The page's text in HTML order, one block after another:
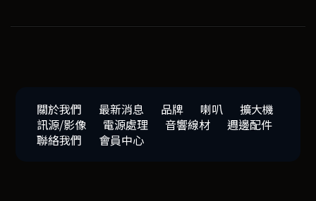
關於我們 最新消息 品牌 喇叭
擴大機
訊源/影像
電源處理 音響線材
週邊配件
聯絡我們
會員中心